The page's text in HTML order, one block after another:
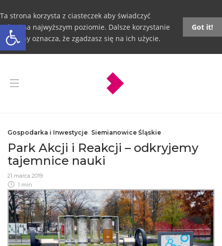
Otwórz pasek narzędzi
Ta strona korzysta z ciasteczek aby świadczyć
usługi na najwyższym poziomie. Dalsze korzystanie
ze strony oznacza, że zgadzasz się na ich użycie.
Got it!
Gospodarka i Inwestycje, Siemianowice Śląskie
Park Akcji i Reakcji – odkryjemy
tajemnice nauki
21 marca 2019
1 min